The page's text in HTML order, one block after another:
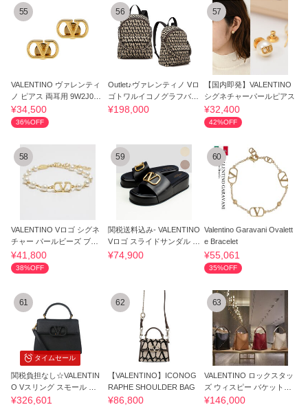
55
VALENTINO ヴァレンティ
ノ ピアス 両耳用 9W2J0BV
9MET-L01
¥34,500
36%OFF
56
Outlet♪ヴァレンティノ Vロ
ゴトワルイコノグラフバッ
クパック♪
¥198,000
57
【国内即発】VALENTINO
シグネチャーパールピアス
¥32,400
42%OFF
58
VALENTINO Vロゴ シグネ
チャー パールビーズ ブレ
スレット
¥41,800
38%OFF
59
関税送料込み- VALENTINO
Vロゴ スライドサンダル ミ
ュール
¥74,900
60
Valentino Garavani Ovalett
e Bracelet
¥55,061
35%OFF
タイムセール
61
関税負担なし☆VALENTIN
O Vスリング スモール ハ
ンドバッグ
¥326,601
62
【VALENTINO】ICONOG
RAPHE SHOULDER BAG
¥86,800
63
VALENTINO ロックスタッ
ズ ウィスピー バケットバ
ッグ カーフ
¥146,000